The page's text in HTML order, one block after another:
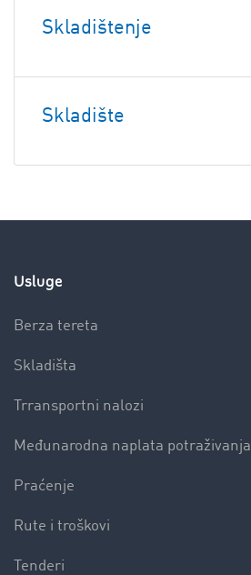
Skladištenje
Skladište
Usluge
Berza tereta
Skladišta
Trransportni nalozi
Međunarodna naplata potraživanja
Praćenje
Rute i troškovi
Tenderi